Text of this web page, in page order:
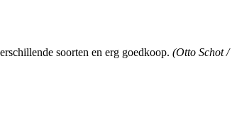
soorten en erg goedkoop. (Otto Schot